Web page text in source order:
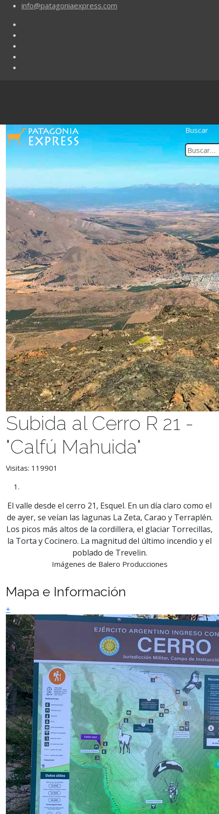
info@patagoniaexpress.com
Buscar
Subida al Cerro R 21 -
"Calfú Mahuida"
Visitas: 119901
El valle desde el cerro 21, Esquel. En un día claro como el
de ayer, se veían las lagunas La Zeta, Carao y Terraplén.
Los picos más altos de la cordillera, el glaciar Torrecillas,
la Torta y Cocinero. La magnitud del último incendio y el
poblado de Trevelin.
Imágenes de Balero Producciones
Mapa e Información
+